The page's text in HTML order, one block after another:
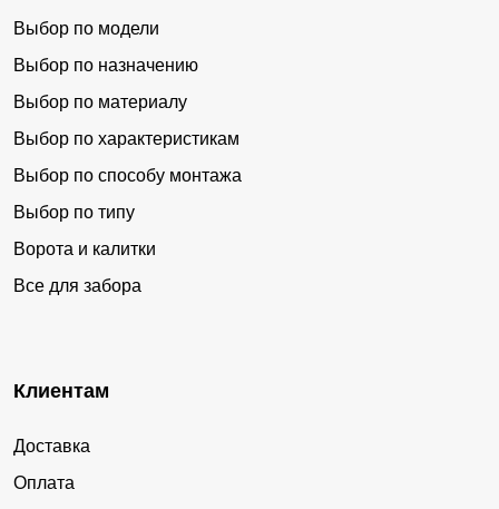
Выбор по модели
Выбор по назначению
Выбор по материалу
Выбор по характеристикам
Выбор по способу монтажа
Выбор по типу
Ворота и калитки
Все для забора
Клиентам
Доставка
Оплата